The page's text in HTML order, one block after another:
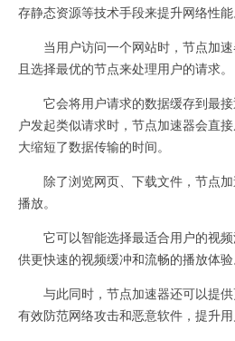
存静态资源等技术手段来提升网络性能
当用户访问一个网站时，节点加速
且选择最优的节点来处理用户的请求。
它会将用户请求的数据缓存到最接
户发起类似请求时，节点加速器会直
大缩短了数据传输的时间。
除了浏览网页、下载文件，节点加
播放。
它可以智能选择最适合用户的视频
供更快速的视频缓冲和流畅的播放体验
与此同时，节点加速器还可以提供
有效防范网络攻击和恶意软件，提升用